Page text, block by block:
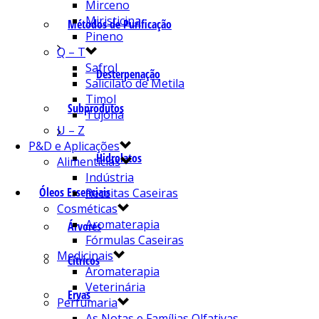
Métodos de Purificação
Desterpenação
Subprodutos
Hidrolatos
Óleos Essenciais
Árvores
Cítricos
Ervas
Mirceno
Miristicina
Pineno
Q – T
Safrol
Salicilato de Metila
Timol
Tujona
U – Z
P&D e Aplicações
Alimentícias
Indústria
Receitas Caseiras
Cosméticas
Aromaterapia
Fórmulas Caseiras
Medicinais
Aromaterapia
Veterinária
Perfumaria